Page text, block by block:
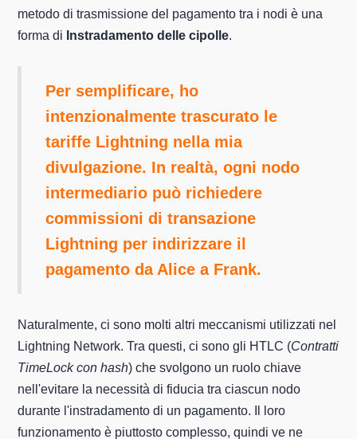
metodo di trasmissione del pagamento tra i nodi è una
forma di Instradamento delle cipolle.
Per semplificare, ho
intenzionalmente trascurato le
tariffe Lightning nella mia
divulgazione. In realtà, ogni nodo
intermediario può richiedere
commissioni di transazione
Lightning per indirizzare il
pagamento da Alice a Frank.
Naturalmente, ci sono molti altri meccanismi utilizzati nel
Lightning Network. Tra questi, ci sono gli HTLC (Contratti
TimeLock con hash) che svolgono un ruolo chiave
nell'evitare la necessità di fiducia tra ciascun nodo
durante l'instradamento di un pagamento. Il loro
funzionamento è piuttosto complesso, quindi ve ne